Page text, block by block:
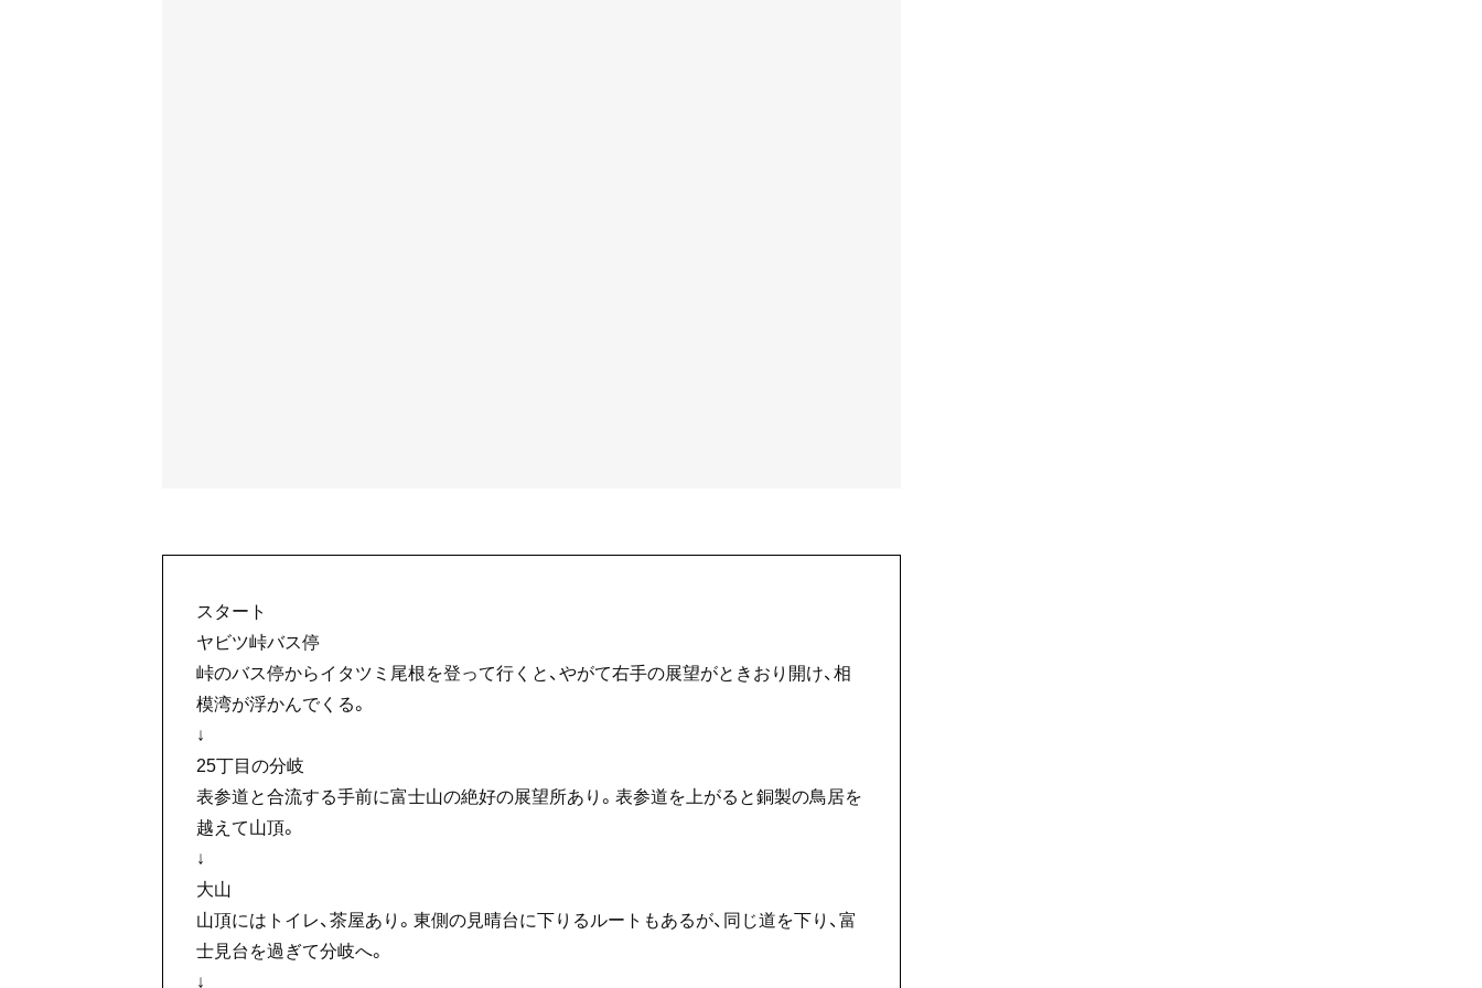
スタート
ヤビツ峠バス停
峠のバス停からイタツミ尾根を登って行くと、やがて右手の展望がときおり開け、相
模湾が浮かんでくる。
↓
25丁目の分岐
表参道と合流する手前に富士山の絶好の展望所あり。表参道を上がると銅製の鳥居を
越えて山頂。
↓
大山
山頂にはトイレ、茶屋あり。東側の見晴台に下りるルートもあるが、同じ道を下り、富
士見台を過ぎて分岐へ。
↓